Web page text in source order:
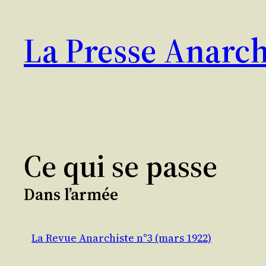
contenu
La Presse
Ce qui se passe
Dans l’armée
La Revue Anarchiste n°3 (mars 1922)